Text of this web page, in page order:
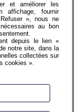
et améliorer les
affichage, fournir
», nous ne
au bon
depuis le lien «
notre site, dans la
collectées sur
cookies ».